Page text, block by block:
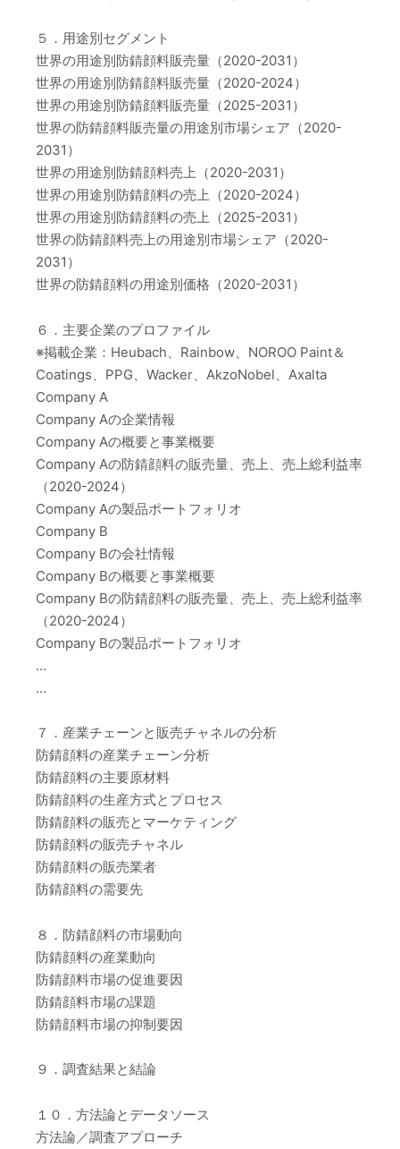
５．用途別セグメント
世界の用途別防錆顔料販売量（2020-2031）
世界の用途別防錆顔料販売量（2020-2024）
世界の用途別防錆顔料販売量（2025-2031）
世界の防錆顔料販売量の用途別市場シェア（2020-
2031）
世界の用途別防錆顔料売上（2020-2031）
世界の用途別防錆顔料の売上（2020-2024）
世界の用途別防錆顔料の売上（2025-2031）
世界の防錆顔料売上の用途別市場シェア（2020-
2031）
世界の防錆顔料の用途別価格（2020-2031）
６．主要企業のプロファイル
※掲載企業：Heubach、Rainbow、NOROO Paint＆
Coatings、PPG、Wacker、AkzoNobel、Axalta
Company A
Company Aの企業情報
Company Aの概要と事業概要
Company Aの防錆顔料の販売量、売上、売上総利益率
（2020-2024）
Company Aの製品ポートフォリオ
Company B
Company Bの会社情報
Company Bの概要と事業概要
Company Bの防錆顔料の販売量、売上、売上総利益率
（2020-2024）
Company Bの製品ポートフォリオ
…
…
７．産業チェーンと販売チャネルの分析
防錆顔料の産業チェーン分析
防錆顔料の主要原材料
防錆顔料の生産方式とプロセス
防錆顔料の販売とマーケティング
防錆顔料の販売チャネル
防錆顔料の販売業者
防錆顔料の需要先
８．防錆顔料の市場動向
防錆顔料の産業動向
防錆顔料市場の促進要因
防錆顔料市場の課題
防錆顔料市場の抑制要因
９．調査結果と結論
１０．方法論とデータソース
方法論／調査アプローチ